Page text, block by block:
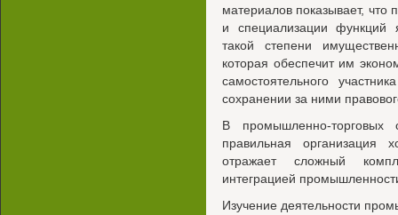
материалов показывает,
и специализации функций
такой степени
которая обеспечит им
самостоятельного
сохранении за ними
В промышленно-торговых
правильная организация
отражает сложный
интеграцией
Изучение деятельности